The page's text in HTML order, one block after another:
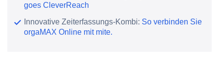
goes CleverReach
Innovative Zeiterfassungs-Kombi: So verbinden Sie
orgaMAX Online mit mite.